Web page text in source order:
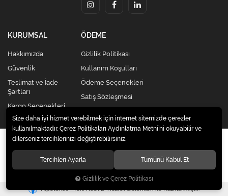
KURUMSAL
Hakkımızda
Güvenlik
Teslimat ve İade
Şartları
Kargo Seçenekleri
ÖDEME
Gizlilik Politikası
Kullanım Koşulları
Ödeme Seçenekleri
Satış Sözleşmesi
© 2020Kredi Kartsız Elden Taksitli Alışveriş Merkezi |
Hipotenüs Yeni Nesil E-Ticaret Sistemleri ile Hazırlanmıştır.
Size daha iyi hizmet verebilmek için internet sitemizde çerezler
kullanılmaktadır. Çerez Politikaları Aydınlatma Metni’ni okuyabilir ve
dilerseniz tercihlerinizi değiştirebilirsiniz.
Tercihleri Ayarla Tümünü Kabul Et
Gizlilik ve Çerez Politikası